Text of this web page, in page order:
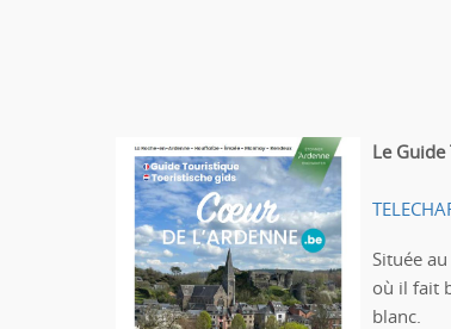
Le
Située
où il fait
blanc.